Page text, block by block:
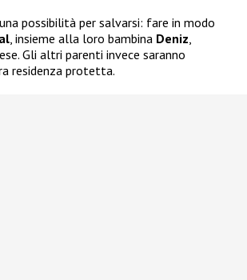
possibilità per salvarsi: fare in modo
, insieme alla loro bambina Deniz,
Gli altri parenti invece saranno
residenza protetta.